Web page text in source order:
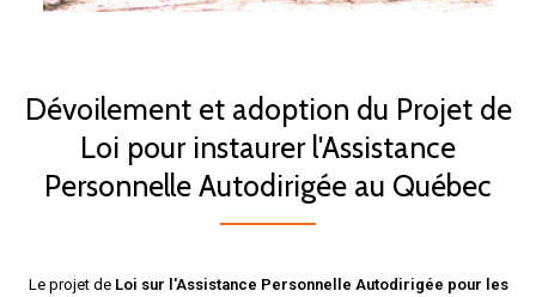
Dévoilement et adoption du Projet de
Loi pour instaurer l'Assistance
Personnelle Autodirigée au Québec
Le projet de Loi sur l'Assistance Personnelle Autodirigée pour les